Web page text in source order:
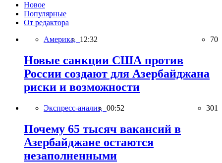
Новое
Популярные
От редактора
Америка, 12:32 70
Новые санкции США против
России создают для Азербайджана
риски и возможности
Экспресс-анализ, 00:52 301
Почему 65 тысяч вакансий в
Азербайджане остаются
незаполненными